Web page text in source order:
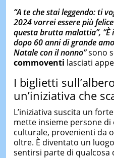
“A te che stai leggendo: ti
2024 vorrei essere più
questa brutta malattia”,
dopo 60 anni di grande
Natale con il nonno”sono
commoventi lasciati
I biglietti
un’iniziativa che
L’iniziativa suscita un
mette insieme persone di
culturale, provenienti da
oltre. È diventato un
sentirsi parte di qualcosa